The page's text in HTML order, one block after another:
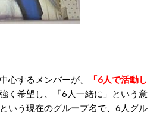
心するメンバーが、
「6人で活動し
く希望し、「6人一緒に」という意
いう現在のグループ名で、6人グル